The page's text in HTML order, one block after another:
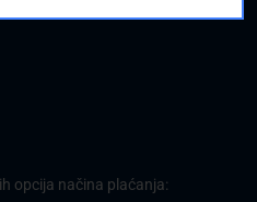
opcija načina plaćanja: